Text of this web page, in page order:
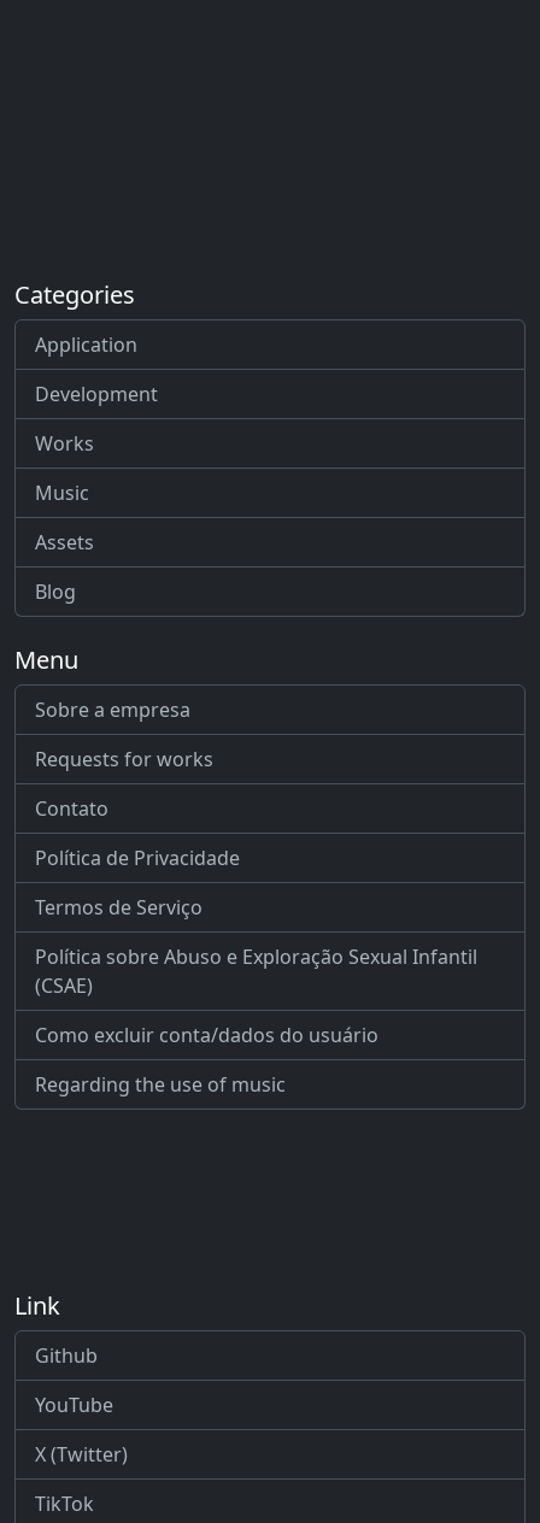
Categories
Application
Development
Works
Music
Assets
Blog
Menu
Sobre a empresa
Requests for works
Contato
Política de Privacidade
Termos de Serviço
Política sobre Abuso e Exploração Sexual Infantil
(CSAE)
Como excluir conta/dados do usuário
Regarding the use of music
Link
Github
YouTube
X (Twitter)
TikTok